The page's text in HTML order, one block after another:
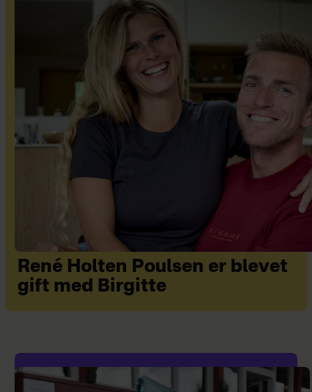
René Holten Poulsen er blevet
gift med Birgitte